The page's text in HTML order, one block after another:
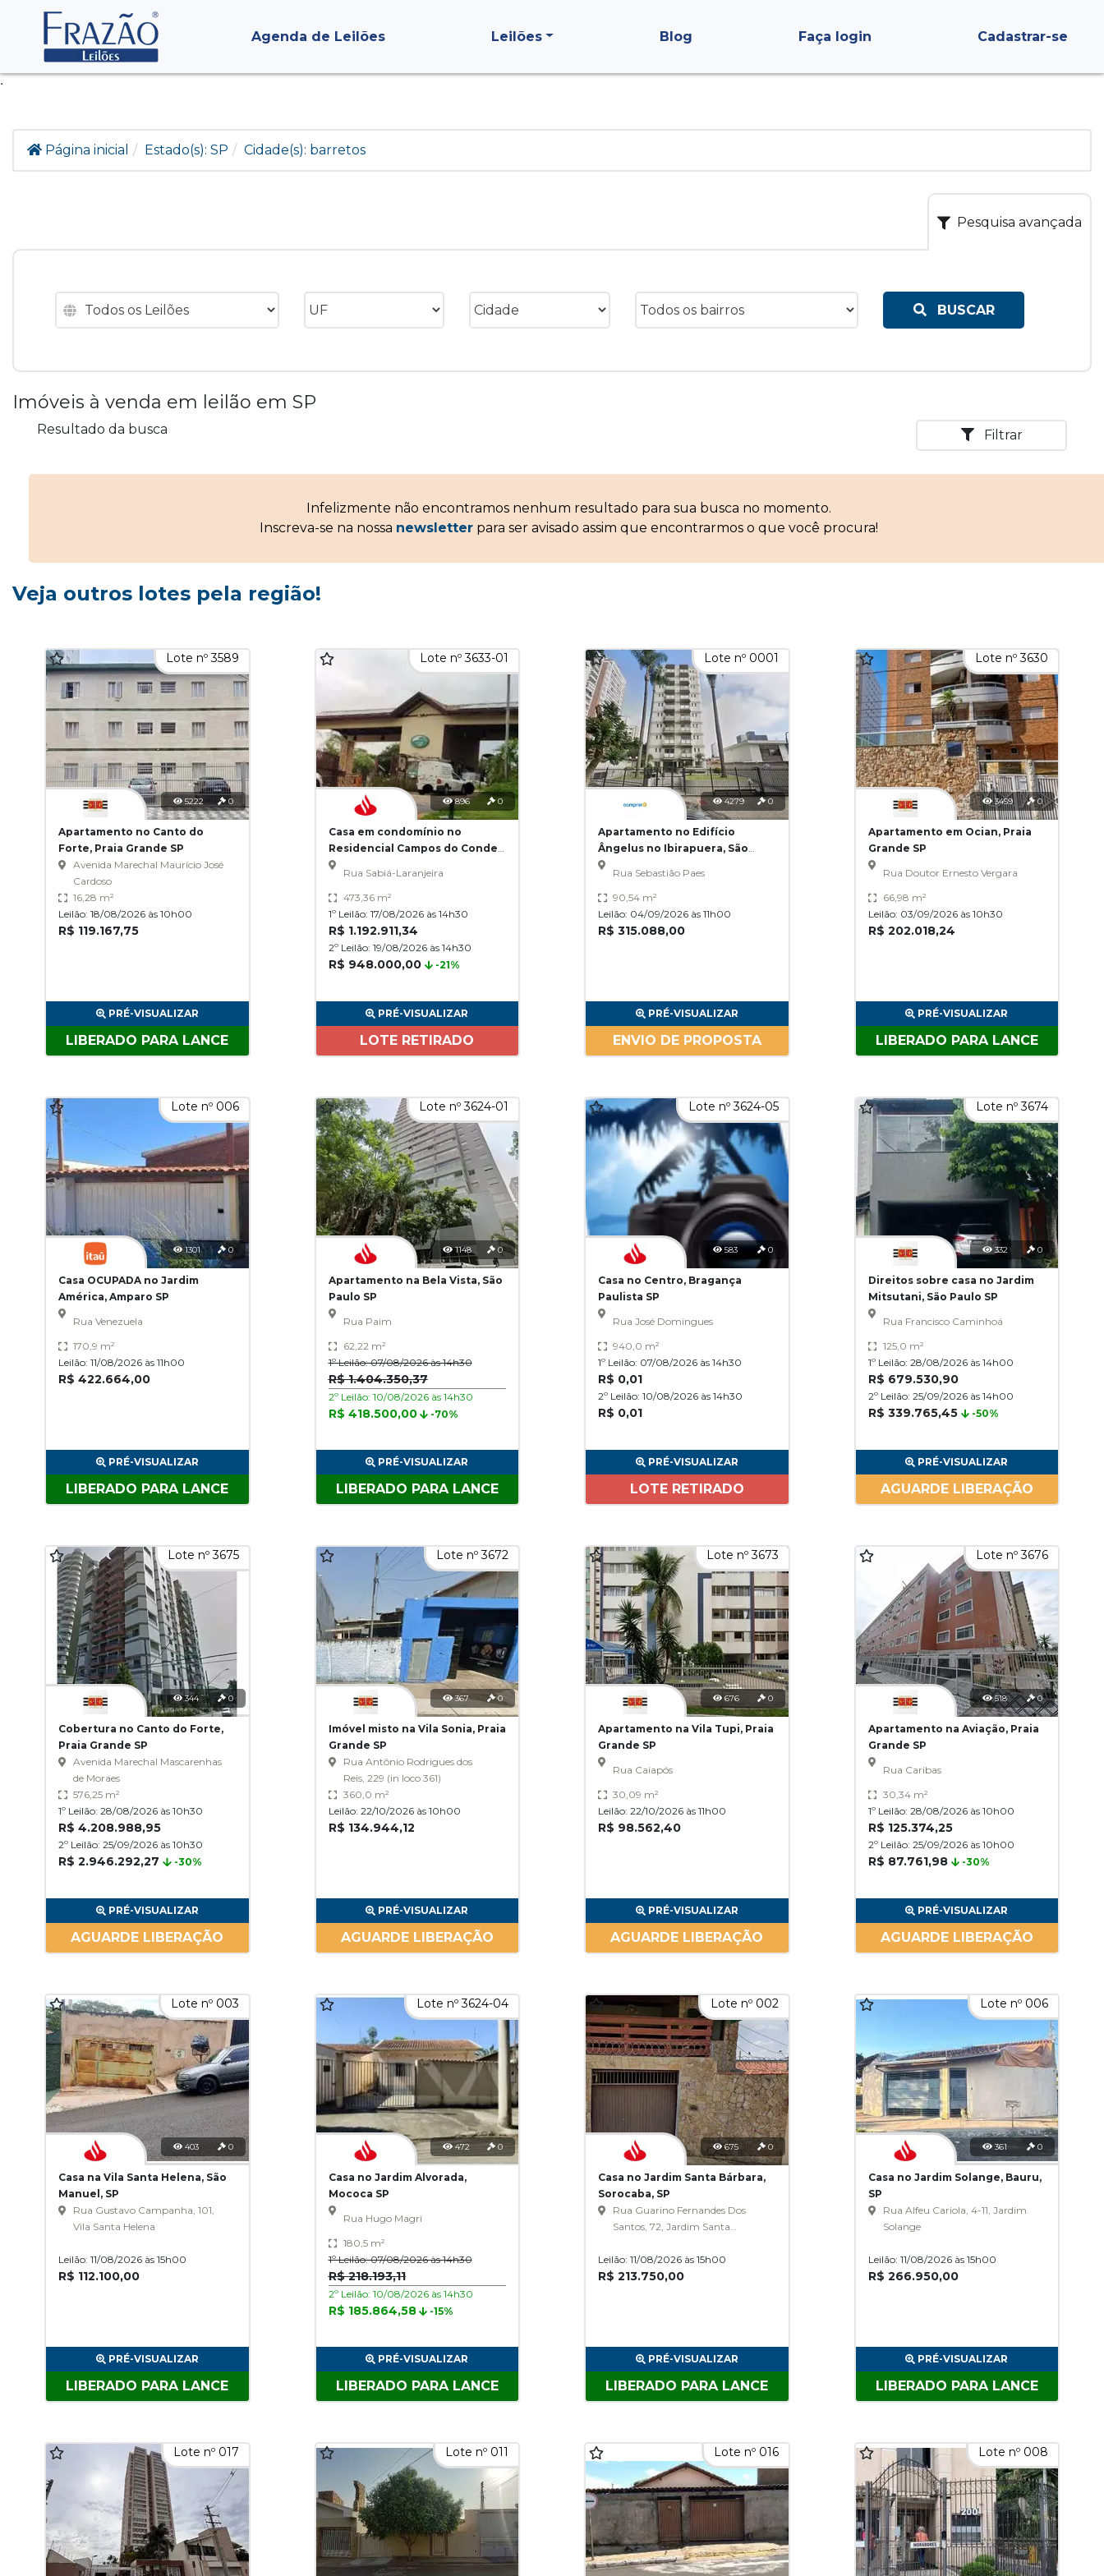
.
Agenda de Leilões Leilões Blog Faça login Cadastrar-se
Página inicial Estado(s): SP Cidade(s): barretos
Pesquisa avançada
BUSCAR
Imóveis à venda em leilão em SP
Resultado da busca Filtrar
Infelizmente não encontramos nenhum resultado para sua busca no momento.
Inscreva-se na nossa newsletterpara ser avisado assim que encontrarmos o que você procura!
Veja outros lotes pela região!
Lote nº 3589
5222 0
Apartamento no Canto do
Forte, Praia Grande SP
Avenida Marechal Maurício José
Cardoso
16,28 m²
Leilão: 18/08/2026 às 10h00
R$ 119.167,75
PRÉ-VISUALIZAR
LIBERADO PARA LANCE
Lote nº 3633-01
896 0
Casa em condomínio no
Residencial Campos do Conde,
Bragança Paulista SP
Rua Sabiá-Laranjeira
473,36 m²
1º Leilão: 17/08/2026 às 14h30
R$ 1.192.911,34
2º Leilão: 19/08/2026 às 14h30
R$ 948.000,00 -21%
PRÉ-VISUALIZAR
LOTE RETIRADO
Lote nº 0001
4279 0
Apartamento no Edifício
Ângelus no Ibirapuera, São
Paulo SP
Rua Sebastião Paes
90,54 m²
Leilão: 04/09/2026 às 11h00
R$ 315.088,00
PRÉ-VISUALIZAR
ENVIO DE PROPOSTA
Lote nº 3630
3459 0
Apartamento em Ocian, Praia
Grande SP
Rua Doutor Ernesto Vergara
66,98 m²
Leilão: 03/09/2026 às 10h30
R$ 202.018,24
PRÉ-VISUALIZAR
LIBERADO PARA LANCE
Lote nº 006
1301 0
Casa OCUPADA no Jardim
América, Amparo SP
Rua Venezuela
170,9 m²
Leilão: 11/08/2026 às 11h00
R$ 422.664,00
PRÉ-VISUALIZAR
LIBERADO PARA LANCE
Lote nº 3624-01
1148 0
Apartamento na Bela Vista, São
Paulo SP
Rua Paim
62,22 m²
1º Leilão: 07/08/2026 às 14h30
R$ 1.404.350,37
2º Leilão: 10/08/2026 às 14h30
R$ 418.500,00 -70%
PRÉ-VISUALIZAR
LIBERADO PARA LANCE
Lote nº 3624-05
583 0
Casa no Centro, Bragança
Paulista SP
Rua José Domingues
940,0 m²
1º Leilão: 07/08/2026 às 14h30
R$ 0,01
2º Leilão: 10/08/2026 às 14h30
R$ 0,01
PRÉ-VISUALIZAR
LOTE RETIRADO
Lote nº 3674
332 0
Direitos sobre casa no Jardim
Mitsutani, São Paulo SP
Rua Francisco Caminhoá
125,0 m²
1º Leilão: 28/08/2026 às 14h00
R$ 679.530,90
2º Leilão: 25/09/2026 às 14h00
R$ 339.765,45 -50%
PRÉ-VISUALIZAR
AGUARDE LIBERAÇÃO
Lote nº 3675
344 0
Cobertura no Canto do Forte,
Praia Grande SP
Avenida Marechal Mascarenhas
de Moraes
576,25 m²
1º Leilão: 28/08/2026 às 10h30
R$ 4.208.988,95
2º Leilão: 25/09/2026 às 10h30
R$ 2.946.292,27 -30%
PRÉ-VISUALIZAR
AGUARDE LIBERAÇÃO
Lote nº 3672
367 0
Imóvel misto na Vila Sonia, Praia
Grande SP
Rua Antônio Rodrigues dos
Reis, 229 (in loco 361)
360,0 m²
Leilão: 22/10/2026 às 10h00
R$ 134.944,12
PRÉ-VISUALIZAR
AGUARDE LIBERAÇÃO
Lote nº 3673
676 0
Apartamento na Vila Tupi, Praia
Grande SP
Rua Caiapós
30,09 m²
Leilão: 22/10/2026 às 11h00
R$ 98.562,40
PRÉ-VISUALIZAR
AGUARDE LIBERAÇÃO
Lote nº 3676
518 0
Apartamento na Aviação, Praia
Grande SP
Rua Caribas
30,34 m²
1º Leilão: 28/08/2026 às 10h00
R$ 125.374,25
2º Leilão: 25/09/2026 às 10h00
R$ 87.761,98 -30%
PRÉ-VISUALIZAR
AGUARDE LIBERAÇÃO
Lote nº 003
403 0
Casa na Vila Santa Helena, São
Manuel, SP
Rua Gustavo Campanha, 101,
Vila Santa Helena
Leilão: 11/08/2026 às 15h00
R$ 112.100,00
PRÉ-VISUALIZAR
LIBERADO PARA LANCE
Lote nº 3624-04
472 0
Casa no Jardim Alvorada,
Mococa SP
Rua Hugo Magri
180,5 m²
1º Leilão: 07/08/2026 às 14h30
R$ 218.193,11
2º Leilão: 10/08/2026 às 14h30
R$ 185.864,58 -15%
PRÉ-VISUALIZAR
LIBERADO PARA LANCE
Lote nº 002
675 0
Casa no Jardim Santa Bárbara,
Sorocaba, SP
Rua Guarino Fernandes Dos
Santos, 72, Jardim Santa
Leilão: 11/08/2026 às 15h00
R$ 213.750,00
PRÉ-VISUALIZAR
LIBERADO PARA LANCE
Lote nº 006
361 0
Casa no Jardim Solange, Bauru,
SP
Rua Alfeu Cariola, 4-11, Jardim
Solange
Leilão: 11/08/2026 às 15h00
R$ 266.950,00
PRÉ-VISUALIZAR
LIBERADO PARA LANCE
Lote nº 017 Lote nº 011 Lote nº 016 Lote nº 008